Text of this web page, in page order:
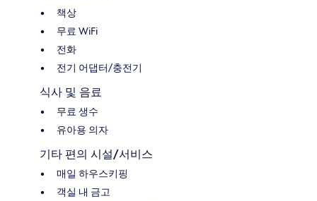
책상
무료 WiFi
전화
전기 어댑터/충전기
식사 및 음료
무료 생수
유아용 의자
기타 편의 시설/서비스
매일 하우스키핑
객실 내 금고